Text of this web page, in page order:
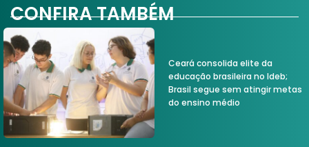
CONFIRA TAMBÉM
Ceará consolida elite da
educação brasileira no Ideb;
Brasil segue sem atingir metas
do ensino médio